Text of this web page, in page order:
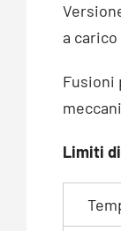
a carico
Fusioni
Limiti